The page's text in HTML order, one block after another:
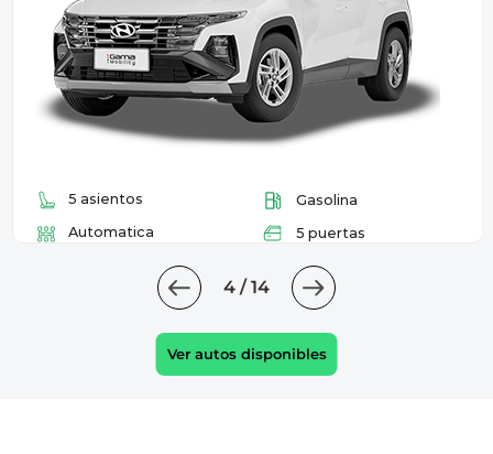
5 asientos
Gasolina
Automatica
5 puertas
Ver autos disponibles
4 / 14